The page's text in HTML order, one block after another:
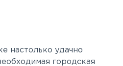
настолько удачно
городская